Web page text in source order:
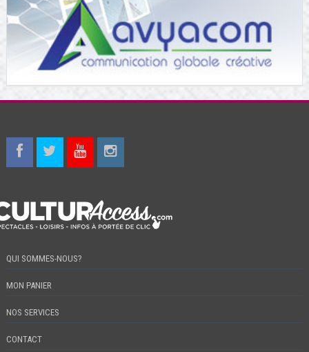
QUI SOMMES-NOUS?
MON PANIER
NOS SERVICES
CONTACT